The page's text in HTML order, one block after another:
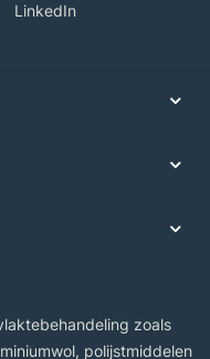
LinkedIn
zoals
polijstmiddelen